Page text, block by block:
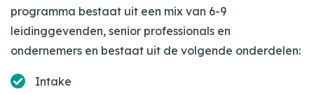
programma bestaat uit een mix van 6-9
leidinggevenden, senior professionals en
ondernemers en bestaat uit de volgende onderdelen:
Intake